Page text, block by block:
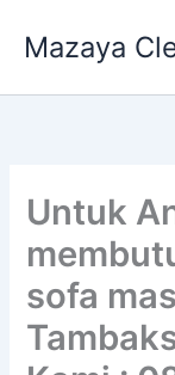
Mazaya
Untuk
sofa